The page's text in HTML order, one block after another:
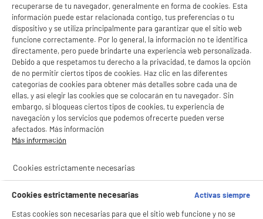
recuperarse de tu navegador, generalmente en forma de cookies. Esta
información puede estar relacionada contigo, tus preferencias o tu
dispositivo y se utiliza principalmente para garantizar que el sitio web
funcione correctamente. Por lo general, la información no te identifica
directamente, pero puede brindarte una experiencia web personalizada.
Debido a que respetamos tu derecho a la privacidad, te damos la opción
de no permitir ciertos tipos de cookies. Haz clic en las diferentes
categorías de cookies para obtener más detalles sobre cada una de
ellas, y así elegir las cookies que se colocarán en tu navegador. Sin
embargo, si bloqueas ciertos tipos de cookies, tu experiencia de
navegación y los servicios que podemos ofrecerte pueden verse
afectados. Más información
Más información
Cookies estrictamente necesarias
Cookies estrictamente necesarias
Activas siempre
Estas cookies son necesarias para que el sitio web funcione y no se